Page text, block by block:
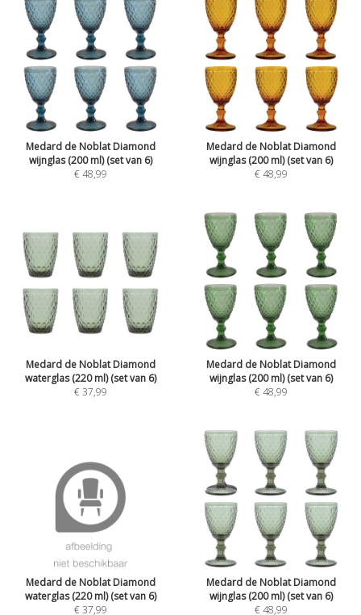
Medard de Noblat Diamond
wijnglas (200 ml) (set van 6)
€ 48,99
Medard de Noblat Diamond
wijnglas (200 ml) (set van 6)
€ 48,99
Medard de Noblat Diamond
waterglas (220 ml) (set van 6)
€ 37,99
Medard de Noblat Diamond
wijnglas (200 ml) (set van 6)
€ 48,99
Medard de Noblat Diamond
waterglas (220 ml) (set van 6)
€ 37,99
Medard de Noblat Diamond
wijnglas (200 ml) (set van 6)
€ 48,99